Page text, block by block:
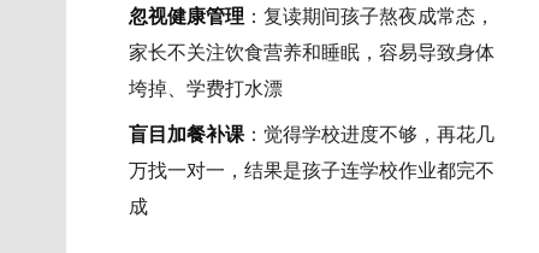
忽视健康管理 ：复读期间孩子熬夜成常态，
家长不关注饮食营养和睡眠，容易导致身体
垮掉、学费打水漂
盲目加餐补课：觉得学校进度不够，再花几
万找一对一，结果是孩子连学校作业都完不
成